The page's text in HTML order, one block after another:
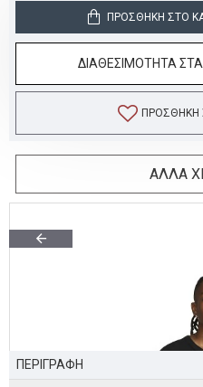
ΠΡΟΣΘΉΚΗ ΣΤΟ
ΔΙΑΘΕΣΙΜΟΤΗΤΑ
ΠΡΟΣΘΉΚΗ
ΑΛΛΑ
ΠΕΡΙΓΡΑΦΗ